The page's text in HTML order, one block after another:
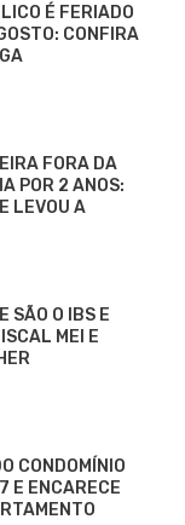
É FERIADO
CONFIRA
FORA DA
POR 2 ANOS:
LEVOU A
SÃO O IBS E
MEI E
CONDOMÍNIO
E ENCARECE